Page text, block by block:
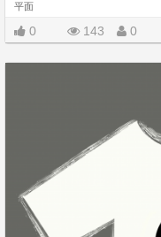
平面
0 143 0